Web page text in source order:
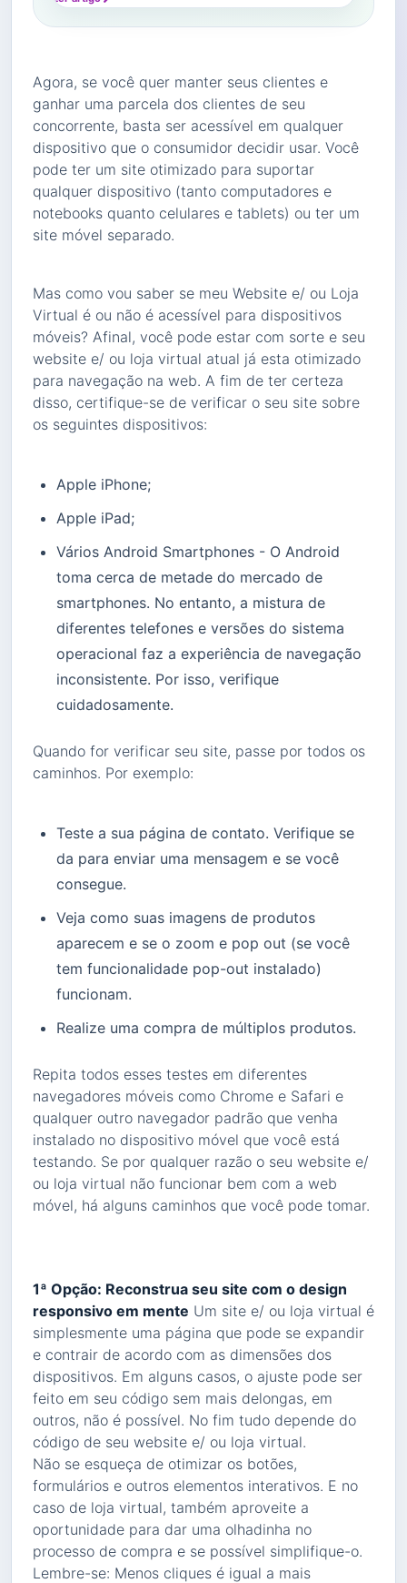
Agora, se você quer manter seus clientes e
ganhar uma parcela dos clientes de seu
concorrente, basta ser acessível em qualquer
dispositivo que o consumidor decidir usar. Você
pode ter um site otimizado para suportar
qualquer dispositivo (tanto computadores e
notebooks quanto celulares e tablets) ou ter um
site móvel separado.
Mas como vou saber se meu Website e/ ou Loja
Virtual é ou não é acessível para dispositivos
móveis? Afinal, você pode estar com sorte e seu
website e/ ou loja virtual atual já esta otimizado
para navegação na web. A fim de ter certeza
disso, certifique-se de verificar o seu site sobre
os seguintes dispositivos:
Apple iPhone;
Apple iPad;
Vários Android Smartphones - O Android
toma cerca de metade do mercado de
smartphones. No entanto, a mistura de
diferentes telefones e versões do sistema
operacional faz a experiência de navegação
inconsistente. Por isso, verifique
cuidadosamente.
Quando for verificar seu site, passe por todos os
caminhos. Por exemplo:
Teste a sua página de contato. Verifique se
da para enviar uma mensagem e se você
consegue.
Veja como suas imagens de produtos
aparecem e se o zoom e pop out (se você
tem funcionalidade pop-out instalado)
funcionam.
Realize uma compra de múltiplos produtos.
Repita todos esses testes em diferentes
navegadores móveis como Chrome e Safari e
qualquer outro navegador padrão que venha
instalado no dispositivo móvel que você está
testando. Se por qualquer razão o seu website e/
ou loja virtual não funcionar bem com a web
móvel, há alguns caminhos que você pode tomar.
1ª Opção: Reconstrua seu site com o design
responsivo em mente Um site e/ ou loja virtual é
simplesmente uma página que pode se expandir
e contrair de acordo com as dimensões dos
dispositivos. Em alguns casos, o ajuste pode ser
feito em seu código sem mais delongas, em
outros, não é possível. No fim tudo depende do
código de seu website e/ ou loja virtual.
Não se esqueça de otimizar os botões,
formulários e outros elementos interativos. E no
caso de loja virtual, também aproveite a
oportunidade para dar uma olhadinha no
processo de compra e se possível simplifique-o.
Lembre-se: Menos cliques é igual a mais